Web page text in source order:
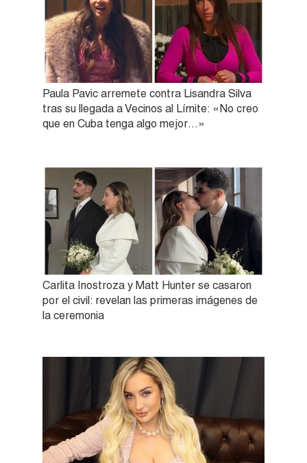
Paula Pavic arremete contra Lisandra Silva
tras su llegada a Vecinos al Límite: «No creo
que en Cuba tenga algo mejor…»
Carlita Inostroza y Matt Hunter se casaron
por el civil: revelan las primeras imágenes de
la ceremonia